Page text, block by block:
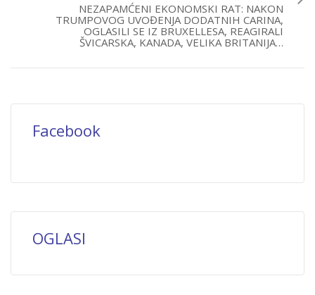
NEZAPAMĆENI EKONOMSKI RAT: NAKON
TRUMPOVOG UVOĐENJA DODATNIH CARINA,
OGLASILI SE IZ BRUXELLESA, REAGIRALI
ŠVICARSKA, KANADA, VELIKA BRITANIJA…
Facebook
OGLASI